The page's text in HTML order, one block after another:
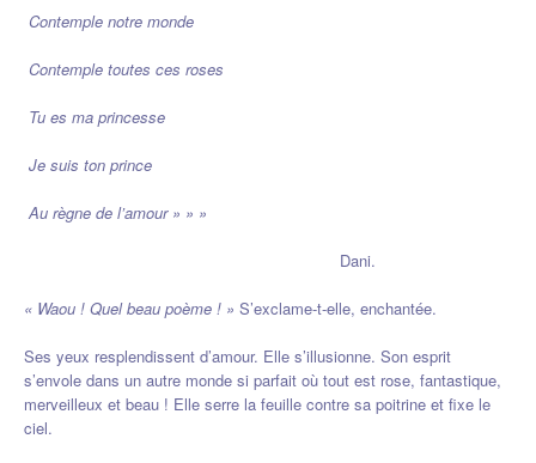
Contemple notre monde
Contemple toutes ces roses
Tu es ma princesse
Je suis ton prince
Au règne de l’amour » » »
Dani.
« Waou ! Quel beau poème ! » S’exclame-t-elle, enchantée.
Ses yeux resplendissent d’amour. Elle s’illusionne. Son esprit
s’envole dans un autre monde si parfait où tout est rose, fantastique,
merveilleux et beau ! Elle serre la feuille contre sa poitrine et fixe le
ciel.